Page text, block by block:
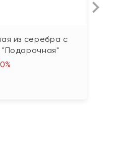
из серебра с